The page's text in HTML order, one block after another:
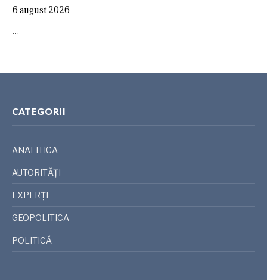
6 august 2026
…
CATEGORII
ANALITICA
AUTORITĂȚI
EXPERȚI
GEOPOLITICA
POLITICĂ